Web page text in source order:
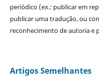
periódico (ex.: publicar em
publicar uma tradução, ou
reconhecimento de autoria e
Artigos Semelhantes